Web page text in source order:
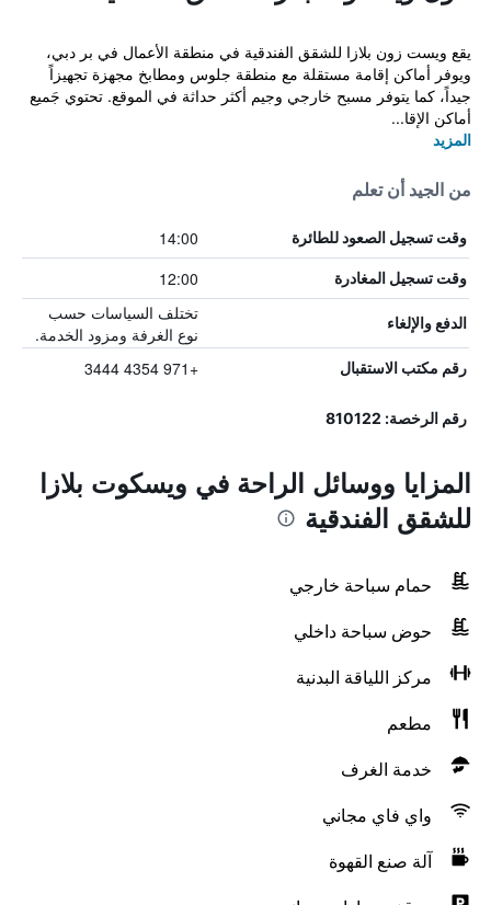
يقع ويست زون بلازا للشقق الفندقية في منطقة الأعمال في بر دبي،
ويوفر أماكن إقامة مستقلة مع منطقة جلوس ومطابخ مجهزة تجهيزاً
جيداً، كما يتوفر مسبح خارجي وجيم أكثر حداثة في الموقع. تحتوي جَميع
أماكن الإقا...
المزيد
من الجيد أن تعلم
وقت تسجيل الصعود للطائرة 14:00
وقت تسجيل المغادرة 12:00
الدفع والإلغاء
تختلف السياسات حسب
نوع الغرفة ومزود الخدمة.
رقم مكتب الاستقبال +971 4354 3444
رقم الرخصة: 810122
المزايا ووسائل الراحة في ويسكوت بلازا
للشقق الفندقية
حمام سباحة خارجي
حوض سباحة داخلي
مركز اللياقة البدنية
مطعم
خدمة الغرف
واي فاي مجاني
آلة صنع القهوة